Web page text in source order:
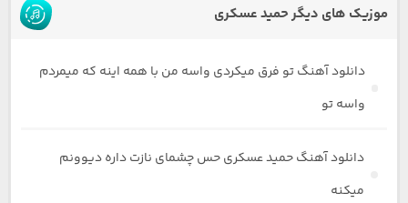
موزیک های دیگر حمید عسکری
دانلود آهنگ تو فرق میکردی واسه من با همه اینه که میمردم
واسه تو
دانلود آهنگ حمید عسکری حس چشمای نازت داره دیوونم
میکنه